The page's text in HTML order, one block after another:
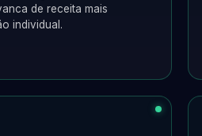
de receita mais
individual.